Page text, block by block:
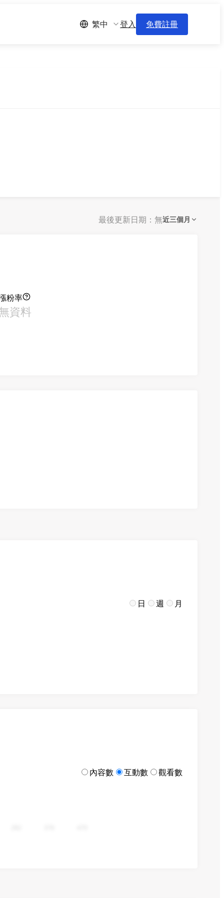
繁中 登入 免費註冊
最後更新日期：無近三個月
粉率
資料
日 週 月
內容數 互動數 觀看數